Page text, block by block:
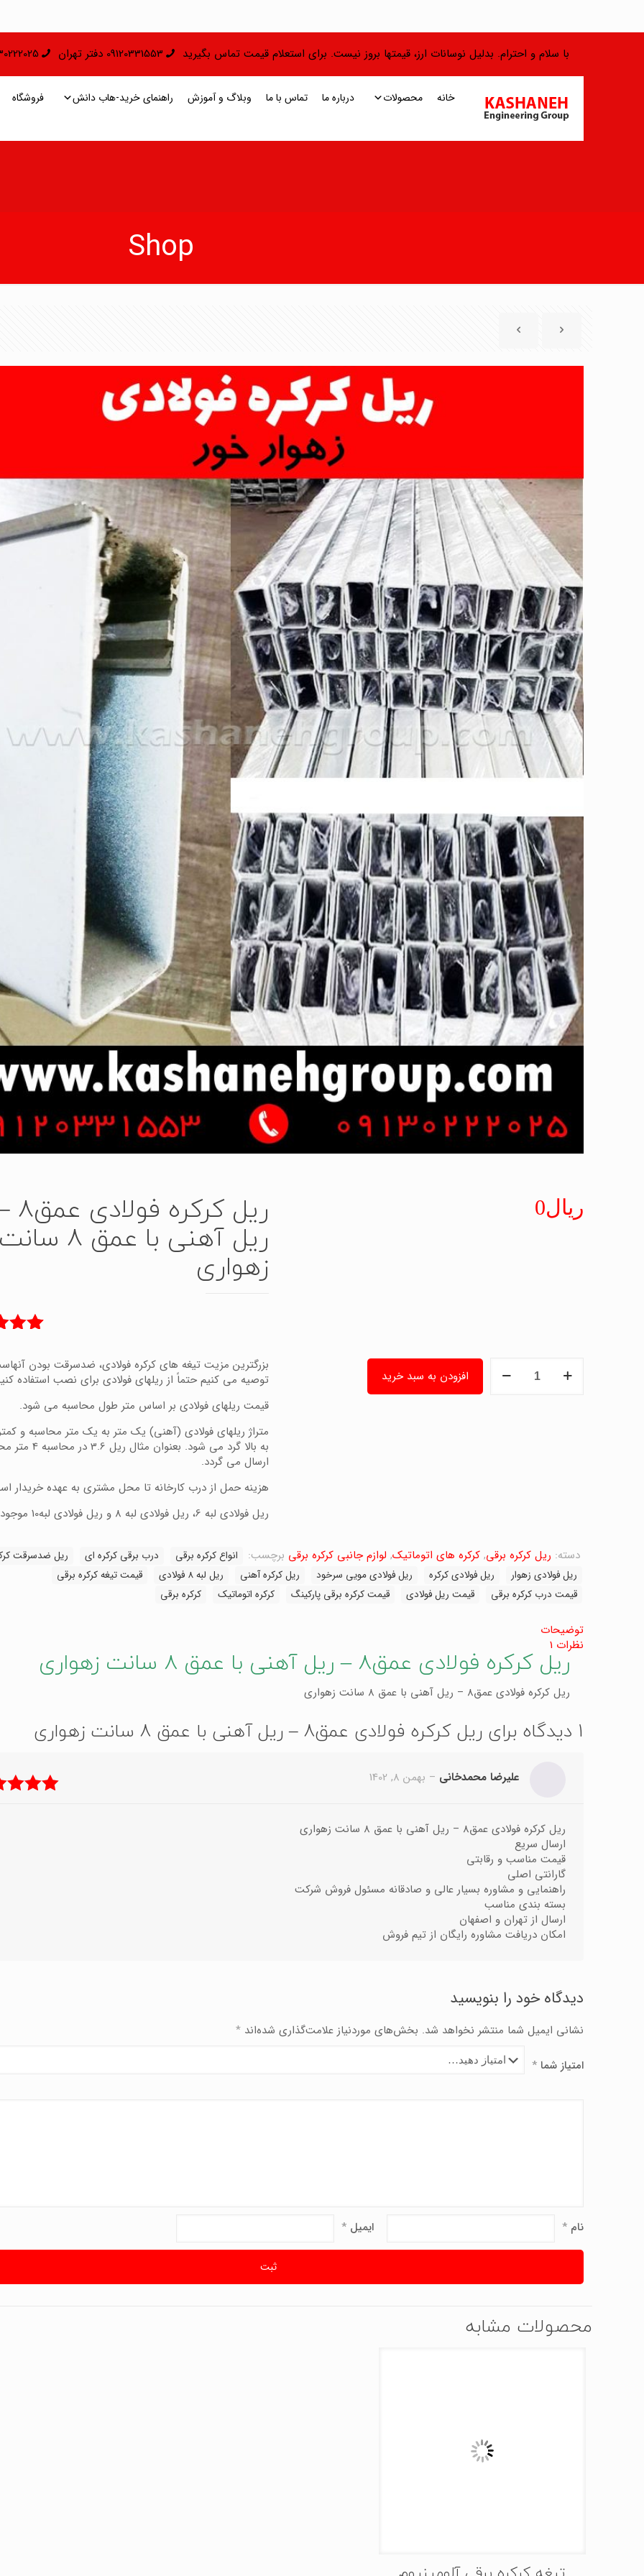
با سلام و احترام. بدلیل نوسانات ارز، قیمتها بروز نیست. برای استعلام قیمت تماس بگیرید 09120331553 دفتر تهران 09130222025
خانه محصولات درباره ما تماس با ما وبلاگ و آموزش راهنمای خرید-هاب دانش فروشگاه
Shop
ریل
ریل آهنی با عمق 8
زهواری
از 5 امتیاز
ریال0
بزرگترین مزیت تیغه های کرکره فولادی، ضدسرقت بودن
توصیه می کنیم حتماً از ریلهای فولادی برای نصب استفاده
قیمت ریلهای فولادی بر اساس متر طول محاسبه می شود.
به بالا گرد می شود. بعنوان
ارسال می گردد.
هزینه حمل از درب کارخانه تا محل مشتری به عهده خریدار
ریل فولادی لبه 6، ریل فولادی لبه 8 و ریل فولادی لبه10 موجود می باشد.
کرکره
افزودن به سبد خرید
دسته: ریل کرکره برقی, کرکره های اتوماتیک, لوازم جانبی کرکره برقی برچسب: انواع کرکره برقی درب برقی کرکره ای
ریل ضدسرقت
ریل فولادی زهوار
ریل فولادی کرکره ریل فولادی مویی سرخود ریل کرکره آهنی ریل لبه 8 فولادی
قیمت تیغه کرکره برقی
قیمت درب کرکره برقی
قیمت ریل فولادی قیمت کرکره برقی پارکینگ کرکره اتوماتیک کرکره برقی
توضیحات
نظرات 1
ریل کرکره فولادی عمق8 – ریل آهنی با عمق 8 سانت زهواری
ریل کرکره فولادی عمق8 – ریل آهنی با عمق 8 سانت زهواری
1 دیدگاه برای ریل کرکره فولادی عمق8 – ریل آهنی با عمق 8 سانت زهواری
علیرضا محمدخانی – بهمن 8, 1402
ریل کرکره فولادی عمق8 – ریل آهنی با عمق 8 سانت زهواری
ارسال سریع
قیمت مناسب و رقابتی
گارانتی اصلی
راهنمایی و مشاوره بسیار عالی و صادقانه مسئول فروش شرکت
بسته بندی مناسب
ارسال از تهران و اصفهان
امکان دریافت مشاوره رایگان از تیم فروش
دیدگاه خود را بنویسید
نشانی ایمیل شما منتشر نخواهد شد. بخش‌های موردنیاز علامت‌گذاری شده‌اند *
امتیاز شما *
نام * ایمیل*
محصولات مشابه